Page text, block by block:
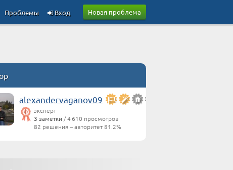
Новая проблема
Вход
Проблемы
alexandervaganov09
эксперт
3 заметки / 4 610 просмотров
82 решения – авторитет 81.2%